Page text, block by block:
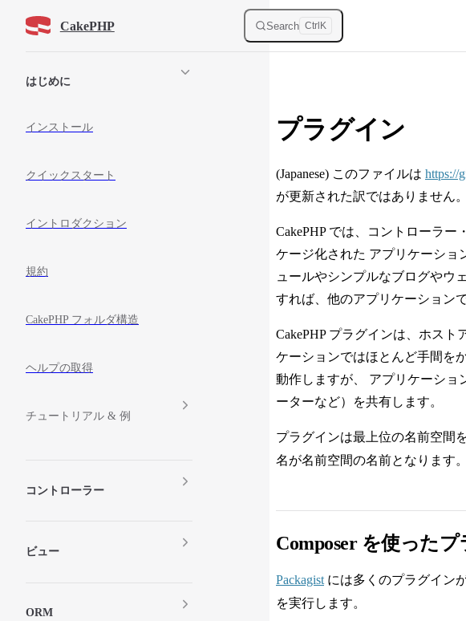
Skip to contentCakePHP Search Ctrl K
はじめに
インストール
クイックスタート
イントロダクション
規約
CakePHP フォルダ構造
ヘルプの取得
チュートリアル & 例
コントローラー
ビュー
ORM
プラグイン
(Japanese) このファイルは https://
が更新された訳ではありません
CakePHP では、コントローラ
ケージ化された アプリケーショ
ュールやシンプルなブログやウ
すれば、他のアプリケーション
CakePHP プラグインは、ホス
ケーションではほとんど手間を
動作しますが、 アプリケーショ
ーターなど）を共有します。
プラグインは最上位の名前空間
名が名前空間の名前となります
Composer を使った
Packagist には多くのプラグイン
を実行します。